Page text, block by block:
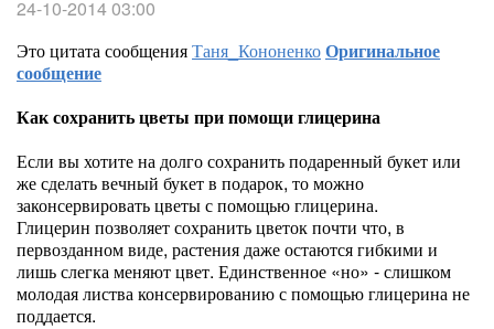
24-10-2014 03:00
Это цитата сообщенияТаня_КононенкоОригинальное
сообщение
Как сохранить цветы при помощи глицерина
Если вы хотите на долго сохранить подаренный букет или
же сделать вечный букет в подарок, то можно
законсервировать цветы с помощью глицерина.
Глицерин позволяет сохранить цветок почти что, в
первозданном виде, растения даже остаются гибкими и
лишь слегка меняют цвет. Единственное «но» - слишком
молодая листва консервированию с помощью глицерина не
поддается.